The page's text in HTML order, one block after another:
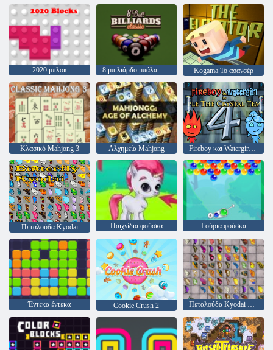
2020 μπλοκ 8 μπιλιάρδο μπάλα Classic Kogama Το ασανσέρ
Κλασικό Mahjong 3 Αλχημεία Mahjong Fireboy και Watergirl 4: Crystal Temple
Πεταλούδα Kyodai Παιχνίδια φούσκα Γούρια φούσκα
Έντεκα έντεκα Cookie Crush 2 Πεταλούδα Kyodai HD